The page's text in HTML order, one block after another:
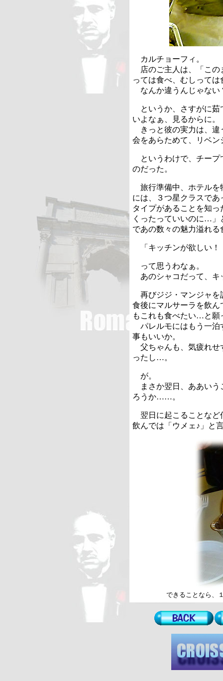
カルチョーフィ。
店のご主人は、「この
っては食べ、むしって
なんか違うんじゃない
というか、さすがに茹
いよなぁ、見るからに。
きっと彼の実力は、違
会をあらためて、リベ
というわけで、チープ
のだった。
旅行準備中、ホテルを
には、３つ星クラスで
タイプがあることを知
くったっていいのに…」
であの数々の魅力溢れる
「キッチンが欲しい！
って思うわなぁ。
あのシャコだって、
再びジジ・マンジャを
食後にマルサーラを飲
もこれも食べたい…と願
パレルモにはもう一泊
事もいいか。
父ちゃんも、気疲れせ
ったし…。
が。
まさか翌日、ああいう
ろうか……。
翌日に起こることなど
飲んでは「ウメェ♪」と
できることなら、